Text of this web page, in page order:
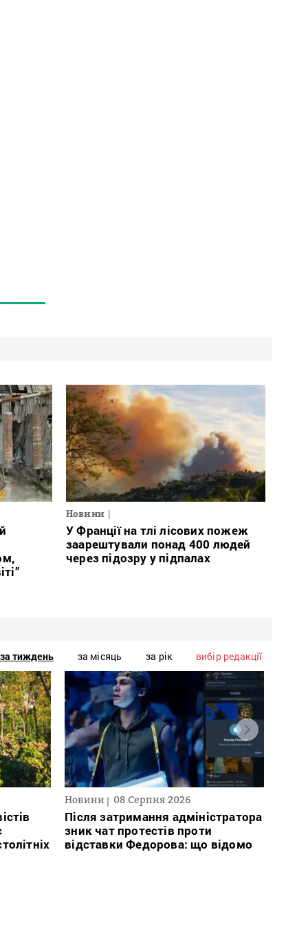
Новини
У Франції на тлі лісових пожеж
заарештували понад 400 людей
через підозру у підпалах
за тиждень за місяць за рік вибір редакції
Новини 08 Серпня 2026
Після затримання адміністратора
зник чат протестів проти
відставки Федорова: що відомо